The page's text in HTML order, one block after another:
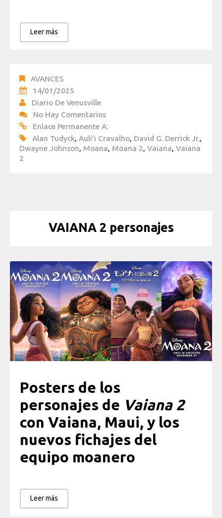
Leer más
AVANCES
14/01/2025
Diario De Venusville
No Hay Comentarios
Enlace Permanente A:
Alan Tudyck, Auli'i Cravalho, David G. Derrick Jr.,
Dwayne Johnson, Moana, Moana 2, Vaiana, Vaiana
2
VAIANA 2 personajes
Posters de los
personajes de Vaiana 2
con Vaiana, Maui, y los
nuevos fichajes del
equipo moanero
Leer más